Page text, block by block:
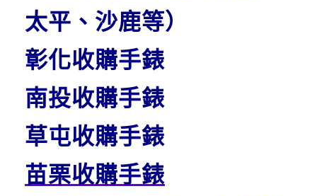
太平、沙鹿等）
彰化收購手錶
南投收購手錶
草屯收購手錶
苗栗收購手錶